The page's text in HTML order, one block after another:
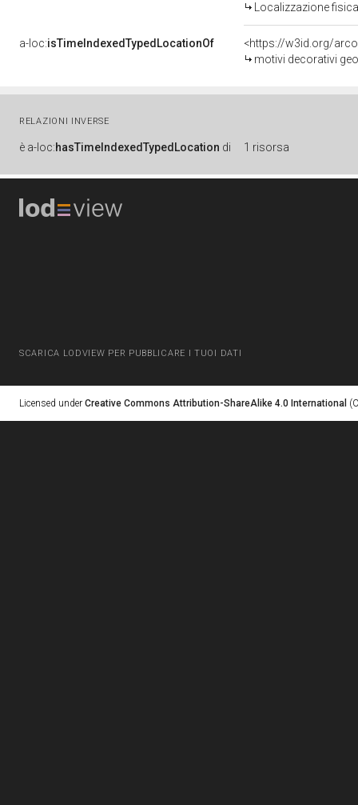
Localizzazione
a-loc:isTimeIndexedTypedLocationOf
<https://w3id.org/
motivi decorativi
RELAZIONI INVERSE
è a-loc:hasTimeIndexedTypedLocation di 1 risorsa
SCARICA LODVIEW PER PUBBLICARE I TUOI DATI
Licensed under Creative Commons Attribution-ShareAlike 4.0 International